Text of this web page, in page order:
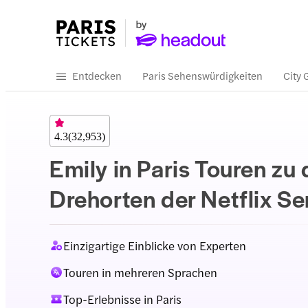
Entdecken Paris Sehenswürdigkeiten City
Emily in Paris Touren zu
Drehorten der Netflix
4.3(32,953)
Einzigartige Einblicke von Experten
Touren in mehreren Sprachen
Top-Erlebnisse in Paris